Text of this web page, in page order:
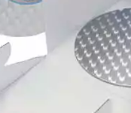
Mørk - 54,5 %
Dark er en delikat mørk
og er lavet af den fineste